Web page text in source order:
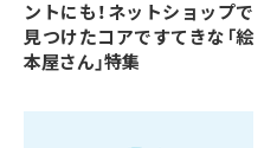
ントにも！ネットショップで
見つけたコアですてきな「絵
本屋さん」特集